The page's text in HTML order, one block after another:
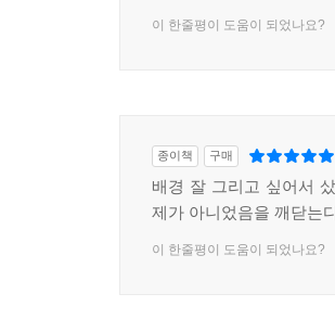
이 한줄평이 도움이 되었나요?
종이책 구매
배경 잘 그리고 싶어서
제가 아니었음을 깨닫는
이 한줄평이 도움이 되었나요?